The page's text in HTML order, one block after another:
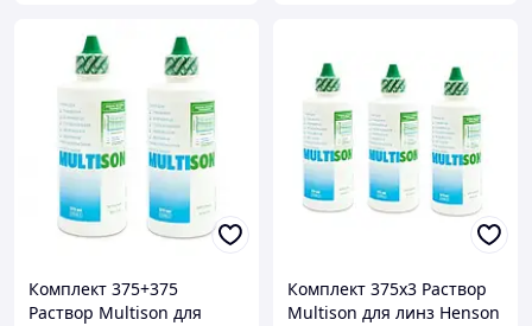
Комплект 375+375
Раствор Multison для
Комплект 375х3 Раствор
Multison для линз Henson